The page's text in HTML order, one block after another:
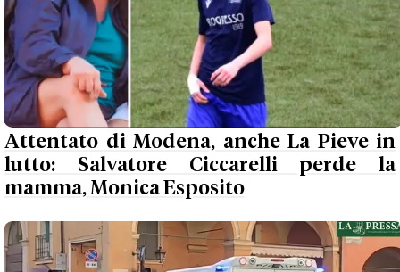
Attentato di Modena, anche La Pieve in
lutto: Salvatore Ciccarelli perde la
mamma, Monica Esposito